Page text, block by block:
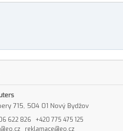
715, 504 01 Nový Bydžov
622 826
+420 775 475 125
reklamace@eo.cz